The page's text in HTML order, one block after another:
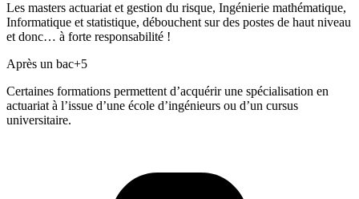
Les masters actuariat et gestion du risque, Ingénierie mathématique,
Informatique et statistique, débouchent sur des postes de haut niveau
et donc… à forte responsabilité !
Après un bac+5
Certaines formations permettent d’acquérir une spécialisation en
actuariat à l’issue d’une école d’ingénieurs ou d’un cursus
universitaire.